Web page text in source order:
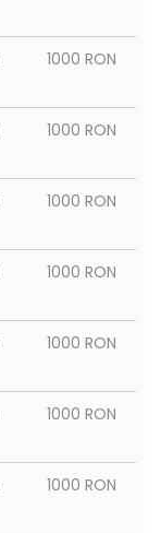
1000 RON
1000 RON
1000 RON
1000 RON
1000 RON
1000 RON
1000 RON